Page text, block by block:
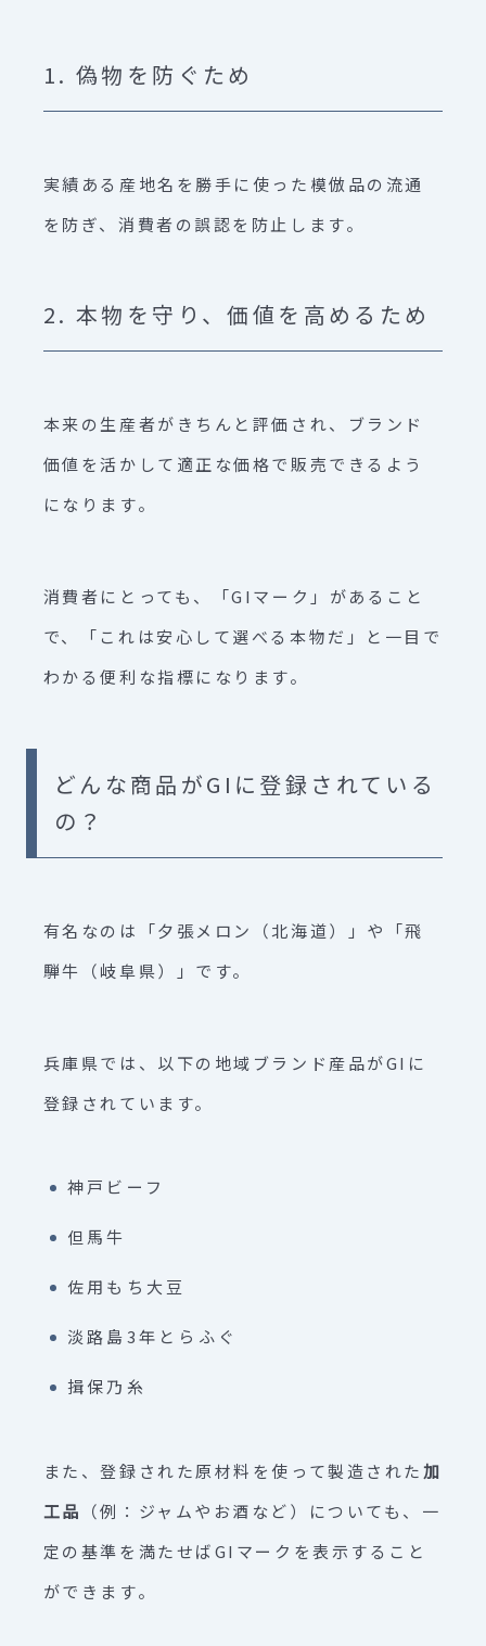
1. 偽物を防ぐため
実績ある産地名を勝手に使った模倣品の流通
を防ぎ、消費者の誤認を防止します。
2. 本物を守り、価値を高めるため
本来の生産者がきちんと評価され、ブランド
価値を活かして適正な価格で販売できるよう
になります。
消費者にとっても、「GIマーク」があること
で、「これは安心して選べる本物だ」と一目で
わかる便利な指標になります。
どんな商品がGIに登録されている
の？
有名なのは「夕張メロン（北海道）」や「飛
騨牛（岐阜県）」です。
兵庫県では、以下の地域ブランド産品がGIに
登録されています。
神戸ビーフ
但馬牛
佐用もち大豆
淡路島3年とらふぐ
揖保乃糸
また、登録された原材料を使って製造された加
工品
（例：ジャムやお酒など）についても、一
定の基準を満たせばGIマークを表示すること
ができます。